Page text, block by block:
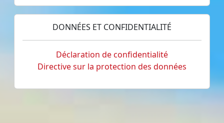
DONNÉES ET CONFIDENTIALITÉ
Déclaration de confidentialité
Directive sur la protection des données